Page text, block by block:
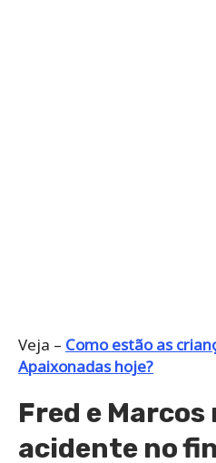
Veja – Como estão as
Apaixonadas hoje?
Fred e
acidente no